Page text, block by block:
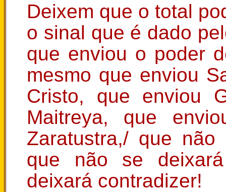
Deixem que o total
o sinal que é dado
que enviou o poder
mesmo que enviou
Cristo, que enviou
Maitreya, que
Zaratustra,/ que
que não se
deixará contradizer!